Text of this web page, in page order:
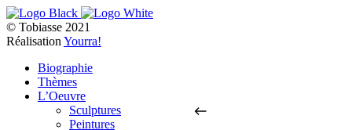
© Tobiasse 2021
Réalisation Yourra!
Biographie
Thèmes
L’Oeuvre
Sculptures
Peintures